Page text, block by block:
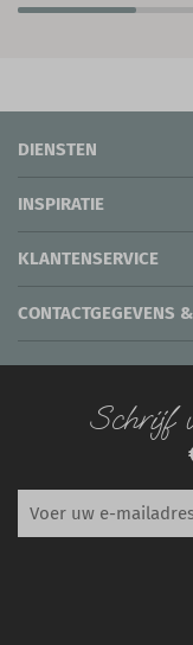
DIENSTEN
INSPIRATIE
KLANTENSERVICE
CONTACTGEGEVENS
Schrijf